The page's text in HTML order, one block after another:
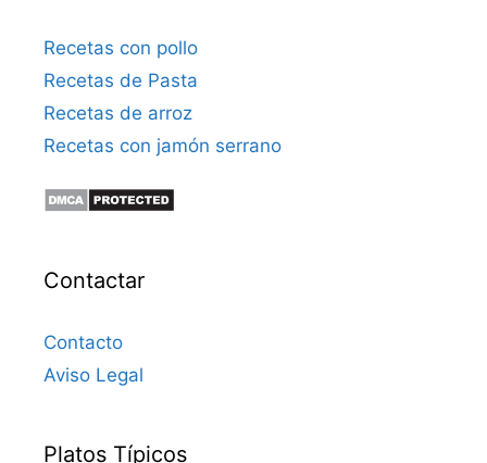
Recetas con pollo
Recetas de Pasta
Recetas de arroz
Recetas con jamón serrano
Contactar
Contacto
Aviso Legal
Platos Típicos